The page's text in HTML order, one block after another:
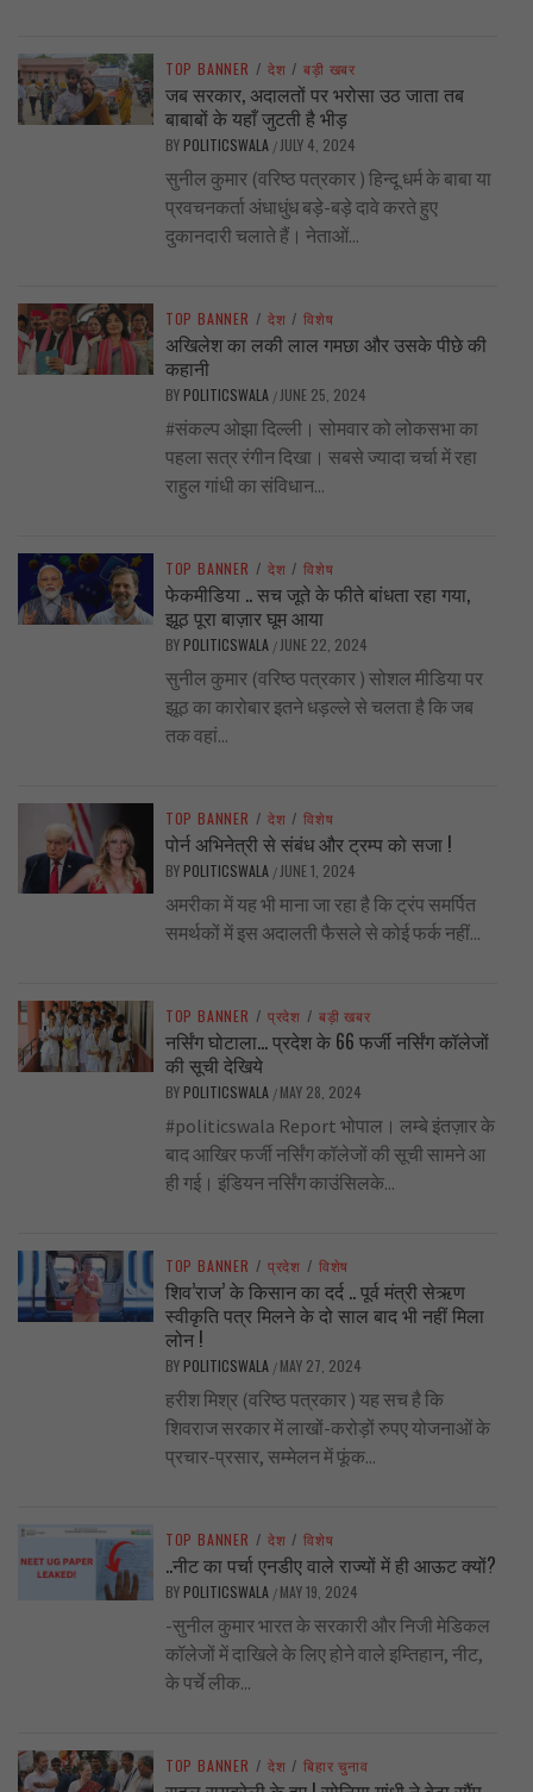
TOP BANNER / देश / बड़ी खबर
जब सरकार, अदालतों पर भरोसा उठ जाता तब
बाबाबों के यहाँ जुटती है भीड़
BY POLITICSWALA / JULY 4, 2024
सुनील कुमार (वरिष्ठ पत्रकार ) हिन्दू धर्म के बाबा या
प्रवचनकर्ता अंधाधुंध बड़े-बड़े दावे करते हुए
दुकानदारी चलाते हैं। नेताओं...
TOP BANNER / देश / विशेष
अखिलेश का लकी लाल गमछा और उसके पीछे की
कहानी
BY POLITICSWALA / JUNE 25, 2024
#संकल्प ओझा दिल्ली। सोमवार को लोकसभा का
पहला सत्र रंगीन दिखा। सबसे ज्यादा चर्चा में रहा
राहुल गांधी का संविधान...
TOP BANNER / देश / विशेष
फेकमीडिया .. सच जूते के फीते बांधता रहा गया,
झूठ पूरा बाज़ार घूम आया
BY POLITICSWALA / JUNE 22, 2024
सुनील कुमार (वरिष्ठ पत्रकार ) सोशल मीडिया पर
झूठ का कारोबार इतने धड़ल्ले से चलता है कि जब
तक वहां...
TOP BANNER / देश / विशेष
पोर्न अभिनेत्री से संबंध और ट्रम्प को सजा !
BY POLITICSWALA / JUNE 1, 2024
अमरीका में यह भी माना जा रहा है कि ट्रंप समर्पित
समर्थकों में इस अदालती फैसले से कोई फर्क नहीं...
TOP BANNER / प्रदेश / बड़ी खबर
नर्सिंग घोटाला… प्रदेश के 66 फर्जी नर्सिंग कॉलेजों
की सूची देखिये
BY POLITICSWALA / MAY 28, 2024
#politicswala Report भोपाल। लम्बे इंतज़ार के
बाद आखिर फर्जी नर्सिंग कॉलेजों की सूची सामने आ
ही गई। इंडियन नर्सिंग काउंसिलके...
TOP BANNER / प्रदेश / विशेष
शिव’राज’ के किसान का दर्द .. पूर्व मंत्री सेऋण
स्वीकृति पत्र मिलने के दो साल बाद भी नहीं मिला
लोन !
BY POLITICSWALA / MAY 27, 2024
हरीश मिश्र (वरिष्ठ पत्रकार ) यह सच है कि
शिवराज सरकार में लाखों-करोड़ों रुपए योजनाओं के
प्रचार-प्रसार, सम्मेलन में फूंक...
TOP BANNER / देश / विशेष
..नीट का पर्चा एनडीए वाले राज्यों में ही आऊट क्यों?
BY POLITICSWALA / MAY 19, 2024
-सुनील कुमार भारत के सरकारी और निजी मेडिकल
कॉलेजों में दाखिले के लिए होने वाले इम्तिहान, नीट,
के पर्चे लीक...
TOP BANNER / देश / बिहार चुनाव